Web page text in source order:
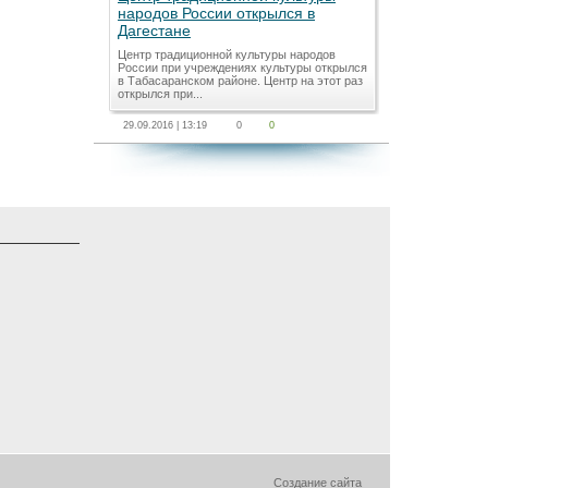
народов России открылся в
Дагестане
Центр традиционной культуры народов
России при учреждениях культуры открылся
в Табасаранском районе. Центр на этот раз
открылся при...
29.09.2016 | 13:19 0 0
Создание сайта